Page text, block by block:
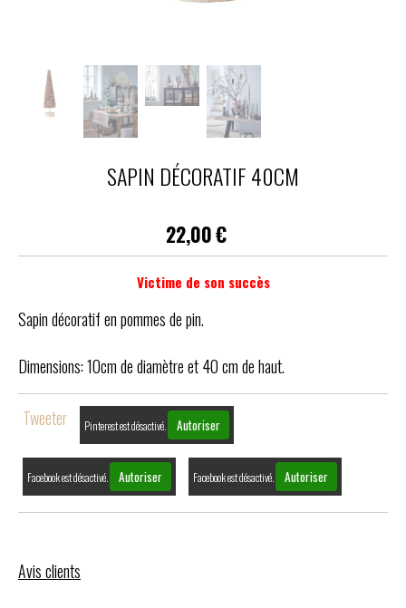
SAPIN DÉCORATIF 40CM
22,00€
Victime de son succès
Sapin décoratif en pommes de pin.
Dimensions: 10cm de diamètre et 40 cm de haut.
Tweeter Pinterest est désactivé. Autoriser
Facebook est désactivé. Autoriser Facebook est désactivé. Autoriser
Avis clients